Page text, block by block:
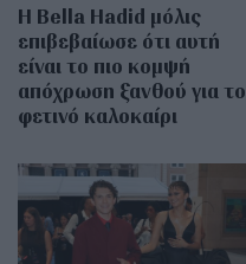
Η Bella Hadid μόλις
επιβεβαίωσε ότι αυτή
είναι το πιο κομψή
απόχρωση ξανθού για το
φετινό καλοκαίρι